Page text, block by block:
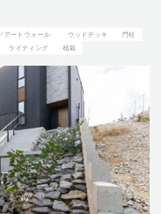
アートウォール ウッドデッキ
門柱
ライティング 植栽